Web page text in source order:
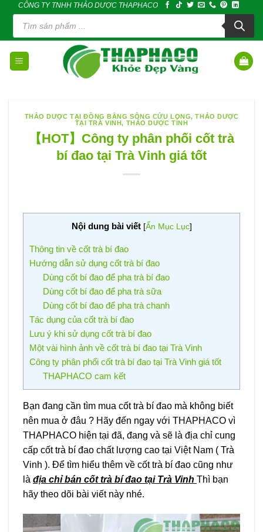
content
CÔNG TY TNHH THẢO DƯỢC THAPHACO
Tìm
kiếm
phẩm
THẢO DƯỢC TẠI ĐỒNG BẰNG SÔNG CỬU LONG,THẢO DƯỢC
TẠI TRÀ VINH, THẢO DƯỢC TỈNH
【HOT】Công ty phân phối cốt trà
bí đao tại Trà Vinh giá tốt
Nội dung bài viết [Ẩn Mục Lục]
Thông tin về cốt trà bí đao
Hướng dẫn sử dụng cốt trà bí đao
Dùng cốt bí đao để pha trà bí đao
Dùng cốt bí đao để pha trà sữa
Dùng cốt bí đao để pha trà chanh
Tác dụng của cốt trà bí đao
Lưu ý khi sử dụng cốt trà bí đao
Một vài hình ảnh về cốt trà bí đao tại Trà Vinh
Công ty phân phối cốt trà bí đao tại Trà Vinh giá tốt
THAPHACO cam kết
Bạn đang cần tìm mua cốt trà bí đao mà không biết
nên mua ở đâu ? Hãy đến ngay với THAPHACO vì
THAPHACO hiện tại đã, đang và sẽ là địa chỉ cung
cấp cốt trà bí đao chất lượng cao tại Việt Nam ( Trà
Vinh ). Để tìm hiểu thêm về cốt trà bí đao cũng như
là địa chỉ bán cốt trà bí đao tại Trà Vinh Thì bạn
hãy theo dõi bài viết này nhé.